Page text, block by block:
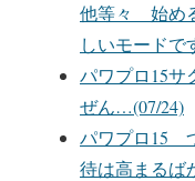
他等々 始め
しいモードで
パワプロ15
ぜん…(07/24)
パワプロ15
待は高まるば